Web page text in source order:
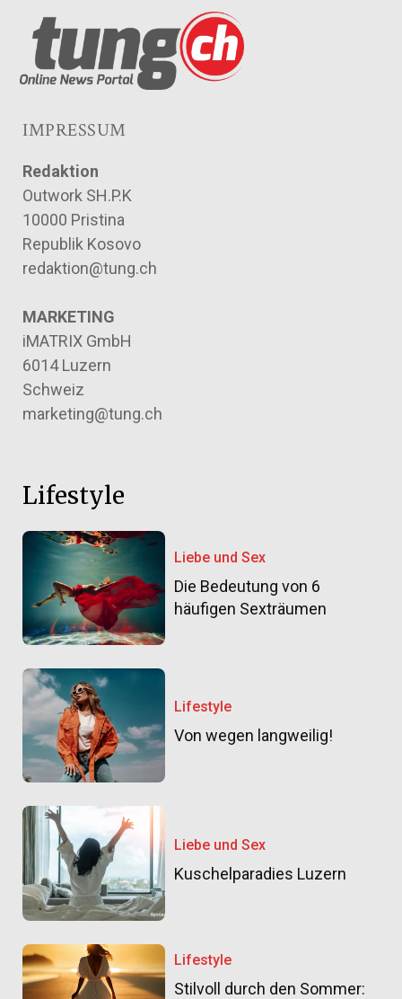
IMPRESSUM
Redaktion
Outwork SH.P.K
10000 Pristina
Republik Kosovo
redaktion@tung.ch
MARKETING
iMATRIX GmbH
6014 Luzern
Schweiz
marketing@tung.ch
Lifestyle
Liebe und Sex
Die Bedeutung von 6
häufigen Sexträumen
Lifestyle
Von wegen langweilig!
Liebe und Sex
Kuschelparadies Luzern
Lifestyle
Stilvoll durch den Sommer: